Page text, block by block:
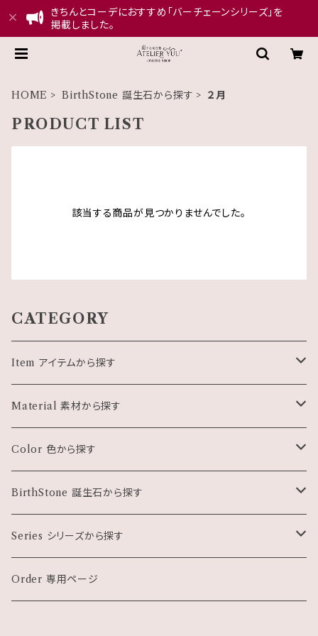
きちんとコーデにおすすめ「バーチェーンシリーズ」を
掲載しました。
HOME BirthStone 誕生石から探す ２月
PRODUCT LIST
該当する商品が見つかりませんでした。
CATEGORY
Item アイテムから探す
Pierce ピアス・イヤリング
Necklace ネックレス
Bracelet ブレスレット
Charm チャーム
Gift set ギフトセット
Material 素材から探す
天然石
パール・シェル
珊瑚
メタル・石なし
Color 色から探す
ホワイト・クリア系
ブラック系
グレー・シルバー系
BirthStone 誕生石から探す
１月
２月
Series シリーズから探す
モチーフもの
Order 専用ページ